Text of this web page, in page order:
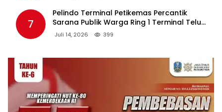
7
Pelindo Terminal Petikemas Percantik
Sarana Publik Warga Ring 1 Terminal Teluk
Lamong Lewat Program TJSL
Juli 14, 2026 399